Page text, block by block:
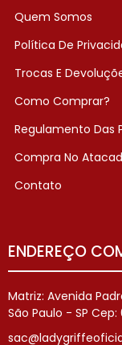
Quem Somos
Política De
Trocas E
Como Comprar?
Regulamento Das
Compra No
Contato
ENDEREÇO
Matriz: Avenida
São Paulo - SP